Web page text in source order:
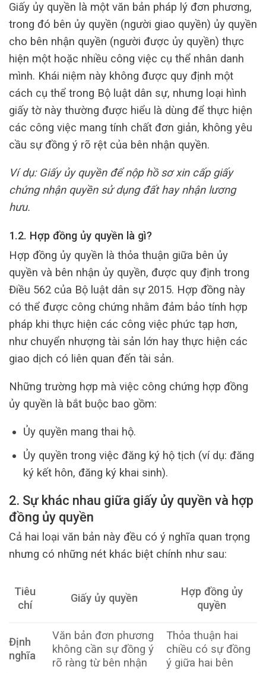
Giấy ủy quyền là một văn bản pháp lý đơn phương,
trong đó bên ủy quyền (người giao quyền) ủy quyền
cho bên nhận quyền (người được ủy quyền) thực
hiện một hoặc nhiều công việc cụ thể nhân danh
mình. Khái niệm này không được quy định một
cách cụ thể trong Bộ luật dân sự, nhưng loại hình
giấy tờ này thường được hiểu là dùng để thực hiện
các công việc mang tính chất đơn giản, không yêu
cầu sự đồng ý rõ rệt của bên nhận quyền.
Ví dụ: Giấy ủy quyền để nộp hồ sơ xin cấp giấy
chứng nhận quyền sử dụng đất hay nhận lương
hưu.
1.2. Hợp đồng ủy quyền là gì?
Hợp đồng ủy quyền là thỏa thuận giữa bên ủy
quyền và bên nhận ủy quyền, được quy định trong
Điều 562 của Bộ luật dân sự 2015. Hợp đồng này
có thể được công chứng nhằm đảm bảo tính hợp
pháp khi thực hiện các công việc phức tạp hơn,
như chuyển nhượng tài sản lớn hay thực hiện các
giao dịch có liên quan đến tài sản.
Những trường hợp mà việc công chứng hợp đồng
ủy quyền là bắt buộc bao gồm:
Ủy quyền mang thai hộ.
Ủy quyền trong việc đăng ký hộ tịch (ví dụ: đăng
ký kết hôn, đăng ký khai sinh).
2. Sự khác nhau giữa giấy ủy quyền và hợp
đồng ủy quyền
Cả hai loại văn bản này đều có ý nghĩa quan trọng
nhưng có những nét khác biệt chính như sau:
Tiêu
chí
Giấy ủy quyền
Hợp đồng ủy
quyền
Định
nghĩa
Văn bản đơn phương
không cần sự đồng ý
rõ ràng từ bên nhận
Thỏa thuận hai
chiều có sự đồng
ý giữa hai bên